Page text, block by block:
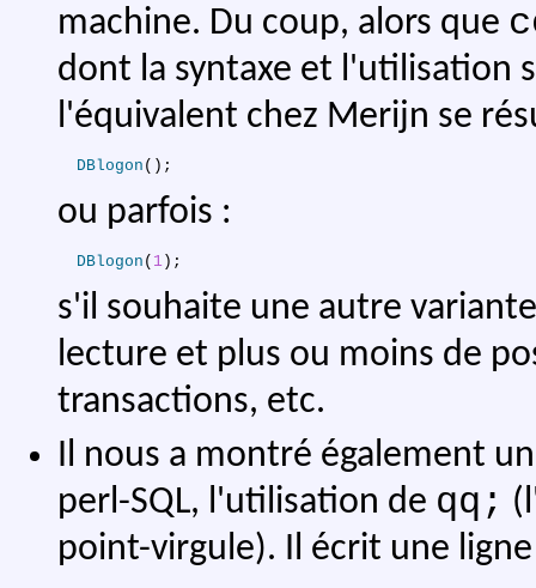
machine. Du coup, alors que
dont la syntaxe et l'utilisation
l'équivalent chez Merijn se
DBlogon ( ) ;
ou parfois :
DBlogon ( 1 ) ;
s'il souhaite une autre
lecture et plus ou moins de
transactions, etc.
Il nous a montré également
perl-SQL, l'utilisation de qq;
point-virgule). Il écrit une